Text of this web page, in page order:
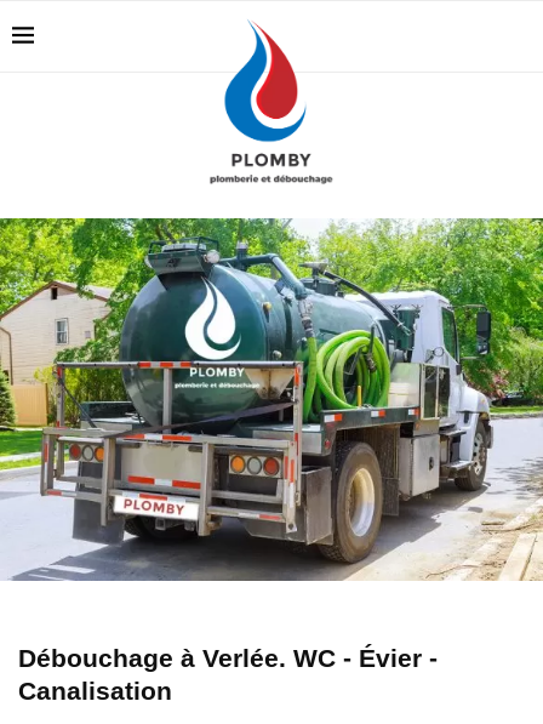
Débouchage à Verlée. WC - Évier -
Canalisation